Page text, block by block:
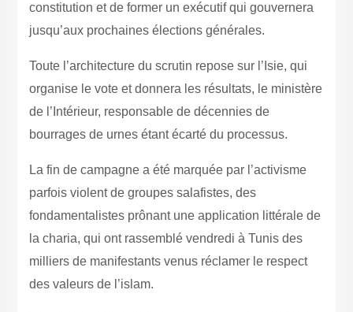
constitution et de former un exécutif qui gouvernera
jusqu’aux prochaines élections générales.
Toute l’architecture du scrutin repose sur l’Isie, qui
organise le vote et donnera les résultats, le ministère
de l’Intérieur, responsable de décennies de
bourrages de urnes étant écarté du processus.
La fin de campagne a été marquée par l’activisme
parfois violent de groupes salafistes, des
fondamentalistes prônant une application littérale de
la charia, qui ont rassemblé vendredi à Tunis des
milliers de manifestants venus réclamer le respect
des valeurs de l’islam.